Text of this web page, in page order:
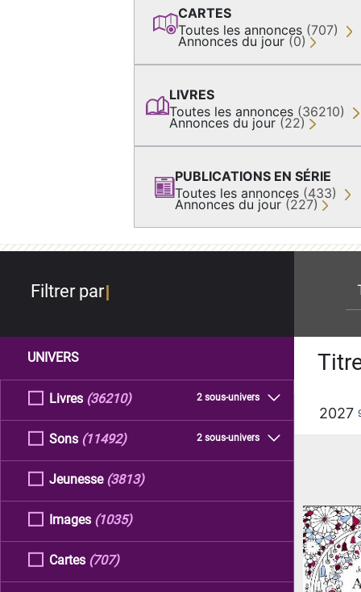
CARTES
Toutes les annonces (707)
Annonces du jour (0)
LIVRES
Toutes les annonces (36210)
Annonces du jour (22)
PUBLICATIONS EN SÉRIE
Toutes les annonces (433)
Annonces du jour (227)
Filtrer par
UNIVERS
Livres 2 sous-univers
(36210)
Sons 2 sous-univers
(11492)
Jeunesse (3813)
Images (1035)
Cartes (707)
2027